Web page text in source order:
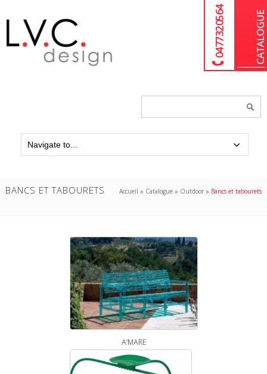
04 77 32 05 64
BANCS ET TABOURETS Accueil » Catalogue » Outdoor » Bancs et tabourets
A’MARE